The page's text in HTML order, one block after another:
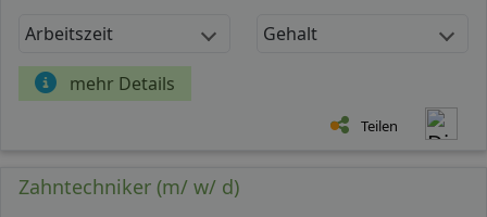
Arbeitszeit Gehalt
mehr Details
Teilen
Zahntechniker (m/ w/ d)